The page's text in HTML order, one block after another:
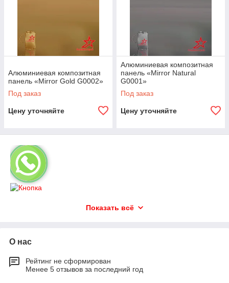
Алюминиевая композитная
панель «Mirror Gold G0002»
Под заказ
Цену уточняйте
Алюминиевая композитная
панель «Mirror Natural
G0001»
Под заказ
Цену уточняйте
Показать всё
О нас
Рейтинг не сформирован
Менее 5 отзывов за последний год